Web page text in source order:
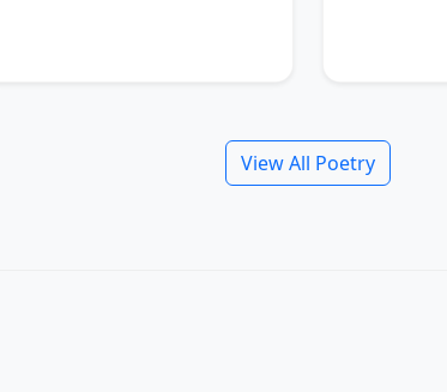
View All Poetry